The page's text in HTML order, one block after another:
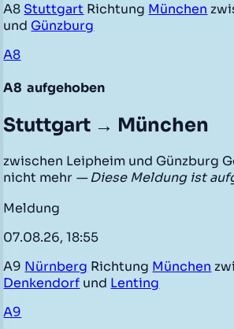
A8 Stuttgart Richtung München
und Günzburg
A8
A8 aufgehoben
Stuttgart → München
zwischen Leipheim und Günzburg
nicht mehr — Diese Meldung ist
Meldung
07.08.26, 18:55
A9 Nürnberg Richtung München
Denkendorf und Lenting
A9